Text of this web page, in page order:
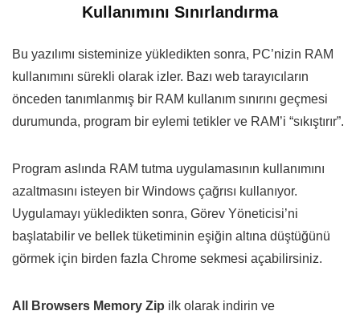
Kullanımını Sınırlandırma
Bu yazılımı sisteminize yükledikten sonra, PC’nizin RAM
kullanımını sürekli olarak izler. Bazı web tarayıcıların
önceden tanımlanmış bir RAM kullanım sınırını geçmesi
durumunda, program bir eylemi tetikler ve RAM’i “sıkıştırır”.
Program aslında RAM tutma uygulamasının kullanımını
azaltmasını isteyen bir Windows çağrısı kullanıyor.
Uygulamayı yükledikten sonra, Görev Yöneticisi’ni
başlatabilir ve bellek tüketiminin eşiğin altına düştüğünü
görmek için birden fazla Chrome sekmesi açabilirsiniz.
All Browsers Memory Zip ilk olarak indirin ve